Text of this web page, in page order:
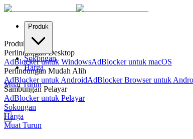
Produk
Sokongan
Harga
Muat Turun
Produk
Perlindungan Desktop
AdBlocker untuk WindowsAdBlocker untuk macOS
Perlindungan Mudah Alih
AdBlocker untuk AndroidAdBlocker Browser untuk
Sambungan Pelayar
AdBlocker untuk Pelayar
Sokongan
Harga
Muat Turun